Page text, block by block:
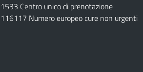
1533 Centro unico di prenotazione
116117 Numero europeo cure non urgenti